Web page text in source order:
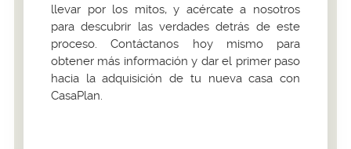
llevar por los mitos, y acércate a nosotros
para descubrir las verdades detrás de este
proceso. Contáctanos hoy mismo para
obtener más información y dar el primer paso
hacia la adquisición de tu nueva casa con
CasaPlan.